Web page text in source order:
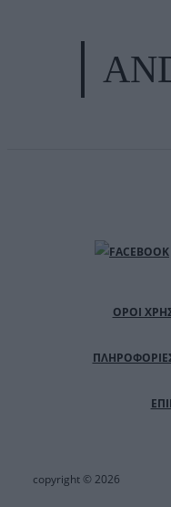
ΟΡΟΙ
copyright © 2026